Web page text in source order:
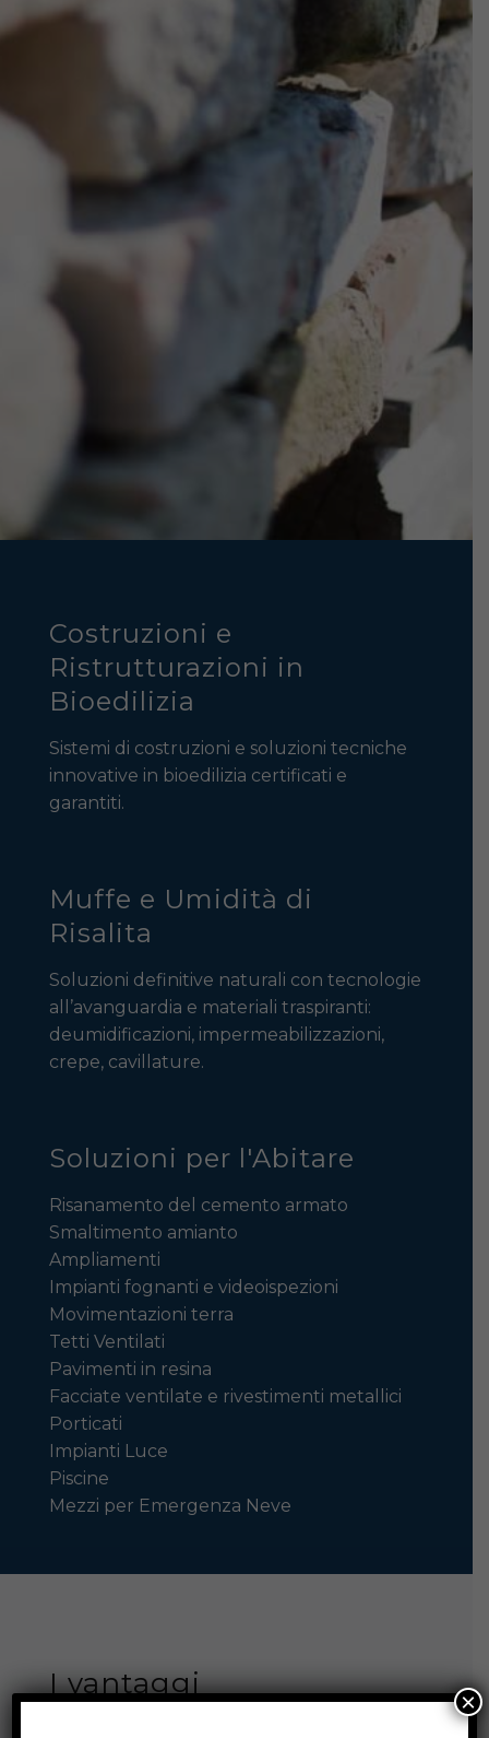
Costruzioni e
Ristrutturazioni in
Bioedilizia
Sistemi di costruzioni e soluzioni tecniche
innovative in bioedilizia certificati e
garantiti.
Muffe e Umidità di
Risalita
Soluzioni definitive naturali con tecnologie
all’avanguardia e materiali traspiranti:
deumidificazioni, impermeabilizzazioni,
crepe, cavillature.
Soluzioni per l'Abitare
Risanamento del cemento armato
Smaltimento amianto
Ampliamenti
Impianti fognanti e videoispezioni
Movimentazioni terra
Tetti Ventilati
Pavimenti in resina
Facciate ventilate e rivestimenti metallici
Porticati
Impianti Luce
Piscine
Mezzi per Emergenza Neve
I vantaggi
×